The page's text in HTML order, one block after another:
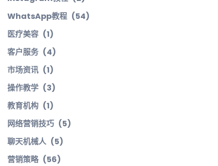
WhatsApp教程 (54)
医疗美容 (1)
客户服务 (4)
市场资讯 (1)
操作教学 (3)
教育机构 (1)
网络营销技巧 (5)
聊天机械人 (5)
营销策略 (56)